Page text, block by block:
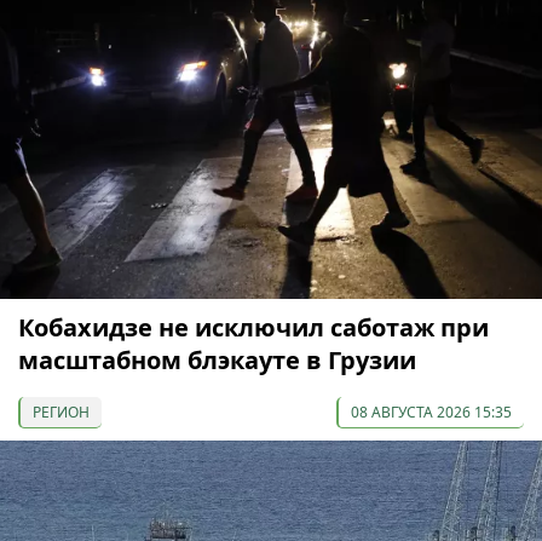
Кобахидзе не исключил саботаж при
масштабном блэкауте в Грузии
РЕГИОН 08 АВГУСТА 2026 15:35